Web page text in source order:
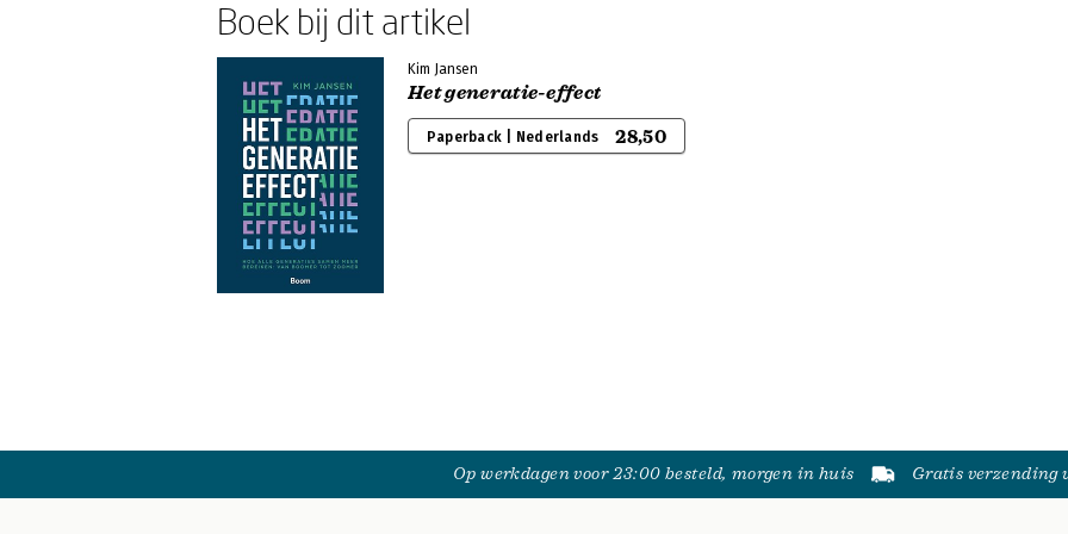
Boek bij dit artikel
Kim Jansen
Het generatie-effect
Paperback | Nederlands 28,50
Op werkdagen voor 23:00 besteld, morgen in huis Gratis verzending